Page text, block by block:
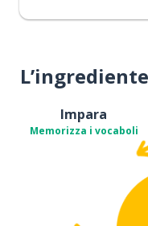
Impara
Memorizza i vocaboli